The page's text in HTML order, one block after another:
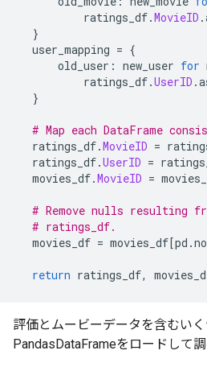
ratings_df.MovieID .
}
user_mapping = {
old_user : new_user for
ratings_df.UserID .
}
# Map each DataFrame
ratings_df.MovieID =
ratings_df.UserID =
movies_df.MovieID =
# Remove nulls resulting
# ratings_df.
movies_df = movies_df[pd .
return ratings_df,
評価とムービーデータを含むい
PandasDataFrameをロードして調